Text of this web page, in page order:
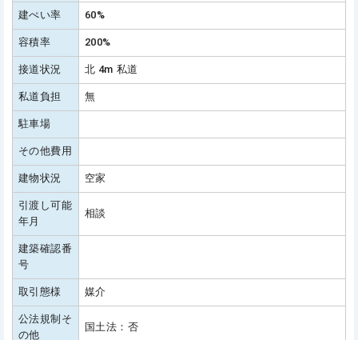
建ぺい率 60%
容積率 200%
接道状況 北 4m 私道
私道負担 無
駐車場
その他費用
建物状況 空家
引渡し可能
年月
相談
建築確認番
号
取引態様 媒介
公法規制そ
の他
国土法：否